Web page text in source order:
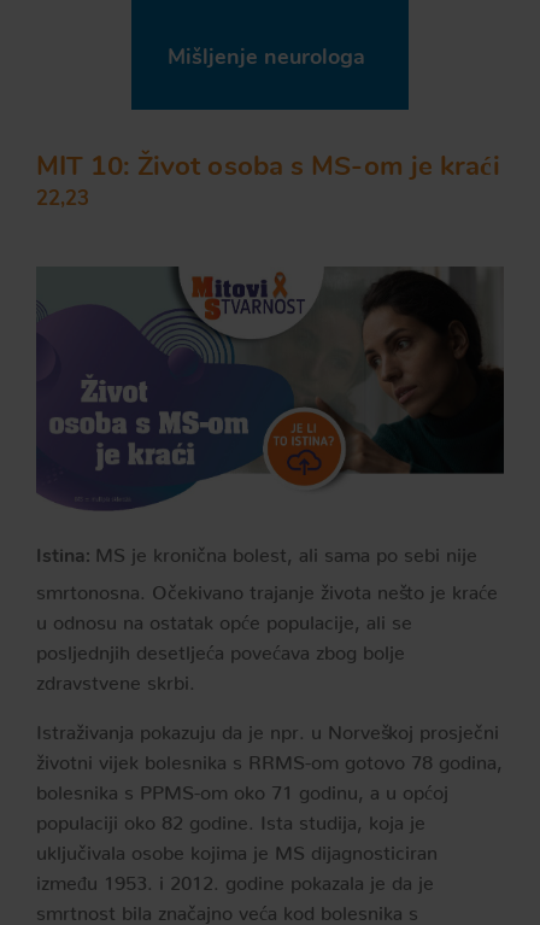
Mišljenje neurologa
MIT 10: Život osoba s MS-om je kraći
22,23
Istina: MS je kronična bolest, ali sama po sebi nije
smrtonosna. Očekivano trajanje života nešto je kraće
u odnosu na ostatak opće populacije, ali se
posljednjih desetljeća povećava zbog bolje
zdravstvene skrbi.
Istraživanja pokazuju da je npr. u Norveškoj prosječni
životni vijek bolesnika s RRMS-om gotovo 78 godina,
bolesnika s PPMS-om oko 71 godinu, a u općoj
populaciji oko 82 godine. Ista studija, koja je
uključivala osobe kojima je MS dijagnosticiran
između 1953. i 2012. godine pokazala je da je
smrtnost bila značajno veća kod bolesnika s